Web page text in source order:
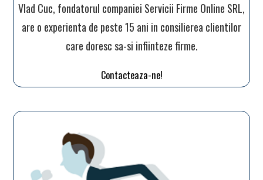
Vlad Cuc, fondatorul companiei Servicii Firme Online SRL,
are o experienta de peste 15 ani in consilierea clientilor
care doresc sa-si infiinteze firme.
Contacteaza-ne!